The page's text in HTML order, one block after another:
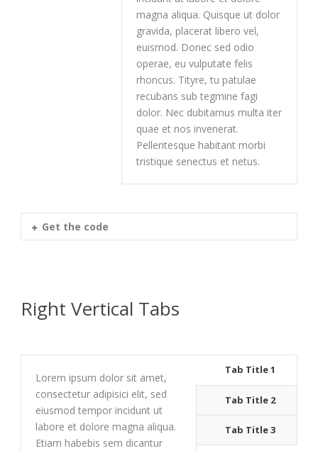
magna aliqua. Quisque ut dolor
gravida, placerat libero vel,
euismod. Donec sed odio
operae, eu vulputate felis
rhoncus. Tityre, tu patulae
recubans sub tegmine fagi
dolor. Nec dubitamus multa iter
quae et nos invenerat.
Pellentesque habitant morbi
tristique senectus et netus.
Get the code
Right Vertical Tabs
Tab Title 1
Tab Title 2
Tab Title 3
Lorem ipsum dolor sit amet,
consectetur adipisici elit, sed
eiusmod tempor incidunt ut
labore et dolore magna aliqua.
Etiam habebis sem dicantur